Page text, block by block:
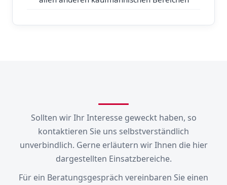
Sollten wir Ihr Interesse geweckt haben, so
kontaktieren Sie uns selbstverständlich
unverbindlich. Gerne erläutern wir Ihnen die hier
dargestellten Einsatzbereiche.
Für ein Beratungsgespräch vereinbaren Sie einen